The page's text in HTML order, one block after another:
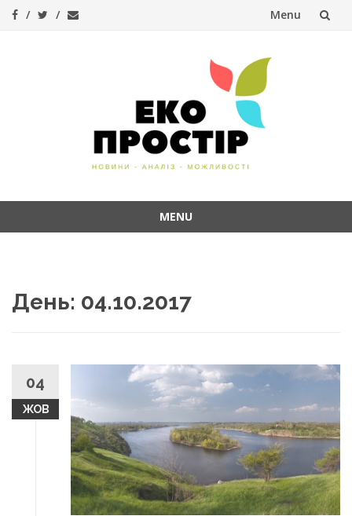
Menu
MENU
День: 04.10.2017
04
ЖОВ